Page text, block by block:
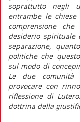
soprattutto negli
entrambe le
comprensione
desiderio
separazione,
politiche che
sul modo di
Le due comunità
provocare con
riflessione di
dottrina della